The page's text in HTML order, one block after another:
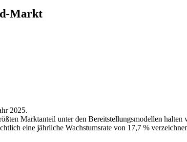
Markt
2025.
Marktanteil unter den Bereitstellungsmodellen halten
eine jährliche Wachstumsrate von 17,7 %